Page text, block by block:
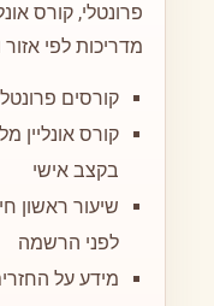
פרונטלי, קורס
מדריכות לפי
קורסים
קורס אונליין
בקצב אישי
שיעור ראשון
לפני הרשמה
מידע על